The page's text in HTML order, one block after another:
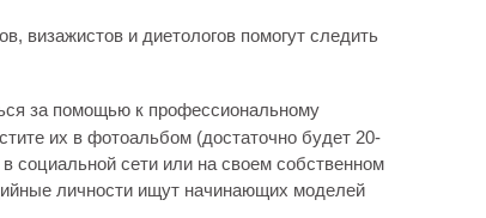
визажистов и диетологов помогут следить
за помощью к профессиональному
их в фотоальбом (достаточно будет 20-
социальной сети или на своем собственном
личности ищут начинающих моделей